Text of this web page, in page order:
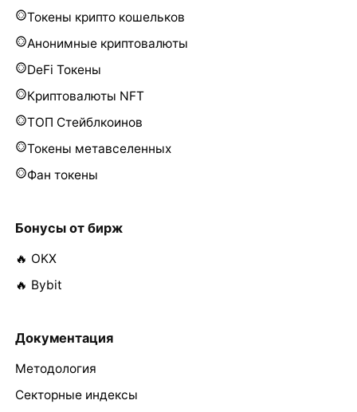
Токены крипто кошельков
Анонимные криптовалюты
DeFi Токены
Криптовалюты NFT
ТОП Стейблкоинов
Токены метавселенных
Фан токены
Бонусы от бирж
🔥 OKX
🔥 Bybit
Документация
Методология
Секторные индексы